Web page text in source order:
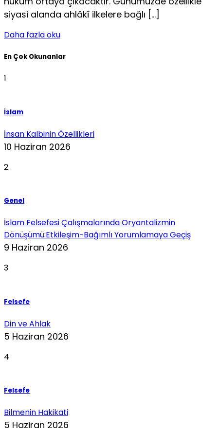
siyasi alanda ahlâkî ilkelere bağlı […]
Daha fazla oku
En Çok Okunanlar
1
İslam
İnsan Kalbinin Özellikleri
10 Haziran 2026
2
Genel
İslam Felsefesi Çalışmalarında Oryantalizmin
Dönüşümü:Etkileşim-Bağımlı Yorumlamaya Geçiş
9 Haziran 2026
3
Felsefe
Din ve Ahlak
5 Haziran 2026
4
Felsefe
Bilmenin Hakikati
5 Haziran 2026